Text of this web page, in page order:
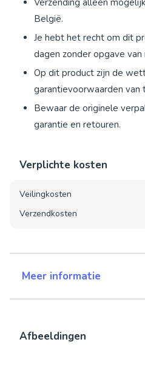
Verzending alleen
België.
Je hebt het recht om dit
dagen zonder opgave
Op dit product zijn de
garantievoorwaarden van
Bewaar de originele
garantie en retouren.
Verplichte kosten
Veilingkosten
Verzendkosten
Meer informatie
Afbeeldingen